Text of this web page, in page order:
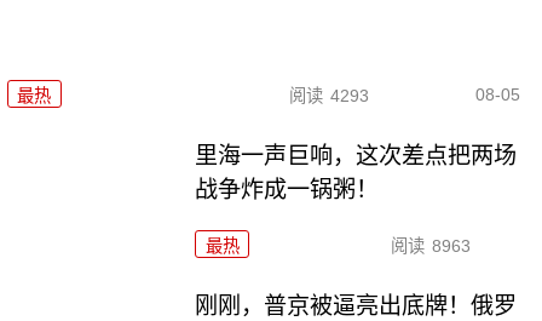
最热 阅读 4293 08-05
里海一声巨响，这次差点把两场
战争炸成一锅粥！
最热 阅读 8963
刚刚，普京被逼亮出底牌！俄罗